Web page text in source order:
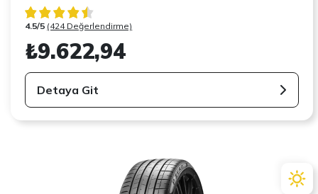
4.5/5 (424 Değerlendirme)
₺9.622,94
Detaya Git